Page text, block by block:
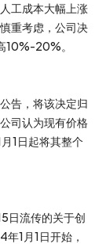
工成本大幅上涨
重考虑，公司决
10%-20%。
告，将该决定归
司认为现有价格
1日起将其整个
日流传的关于创
1月1日开始，